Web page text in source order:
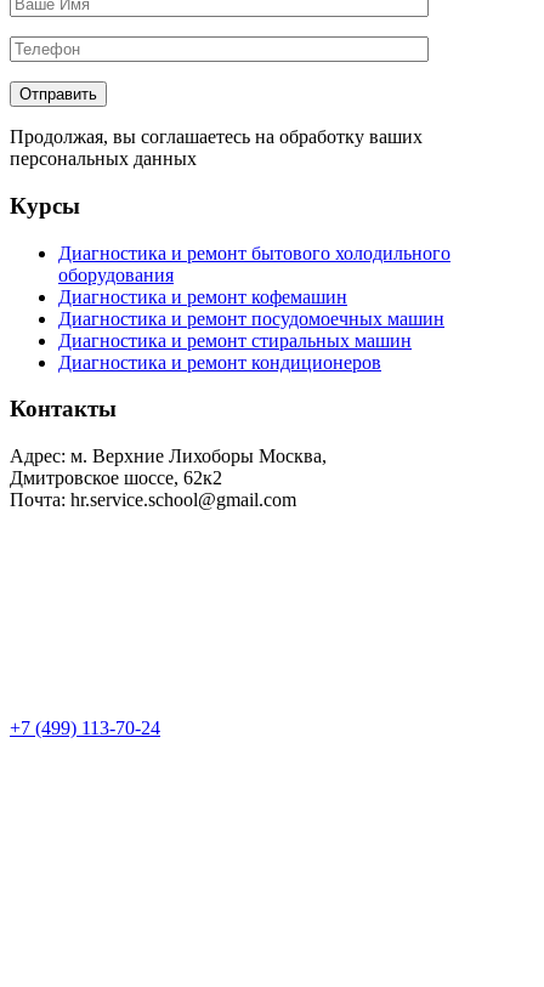
Продолжая, вы соглашаетесь на обработку ваших
персональных данных
Курсы
Диагностика и ремонт бытового холодильного
оборудования
Диагностика и ремонт кофемашин
Диагностика и ремонт посудомоечных машин
Диагностика и ремонт стиральных машин
Диагностика и ремонт кондиционеров
Контакты
Адрес: м. Верхние Лихоборы Москва,
Дмитровское шоссе, 62к2
Почта: hr.service.school@gmail.com
+7 (499) 113-70-24